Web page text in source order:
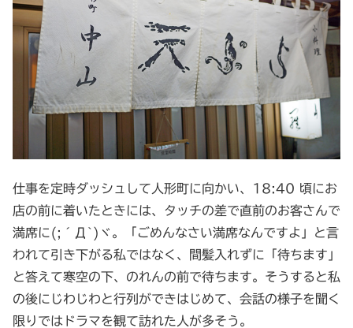
仕事を定時ダッシュして人形町に向かい、18:40 頃にお
店の前に着いたときには、タッチの差で直前のお客さんで
満席に(;´Д`)ヾ。「ごめんなさい満席なんですよ」と言
われて引き下がる私ではなく、間髪入れずに「待ちます」
と答えて寒空の下、のれんの前で待ちます。そうすると私
の後にじわじわと行列ができはじめて、会話の様子を聞く
限りではドラマを観て訪れた人が多そう。